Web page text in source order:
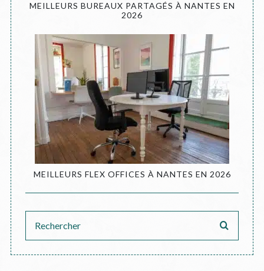
MEILLEURS BUREAUX PARTAGÉS À NANTES EN
2026
MEILLEURS FLEX OFFICES À NANTES EN 2026